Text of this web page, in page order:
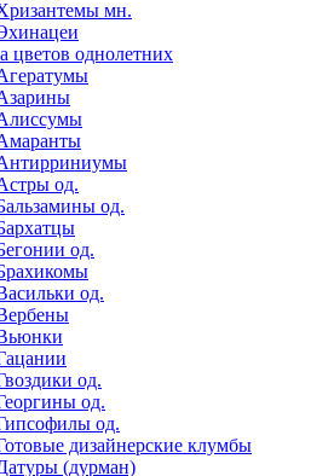
мн.
цветов однолетних
од.
од.
од.
од.
од.
од.
од.
дизайнерские клумбы
(дурман)